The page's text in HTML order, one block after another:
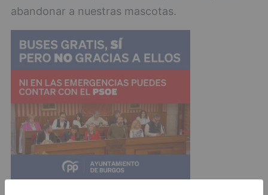
abandonar a nuestras mascotas.